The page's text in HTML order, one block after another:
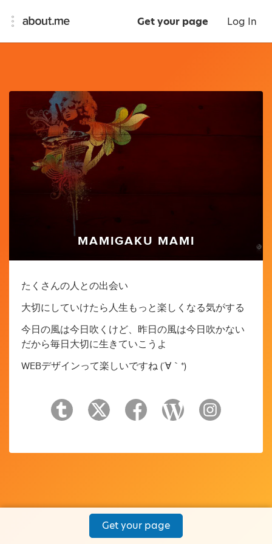
Get your page Log In
MAMIGAKU MAMI
たくさんの人との出会い
大切にしていけたら人生もっと楽しくなる気がする
今日の風は今日吹くけど、昨日の風は今日吹かない
だから毎日大切に生きていこうよ
WEBデザインって楽しいですね (´∀｀*)
Get your page